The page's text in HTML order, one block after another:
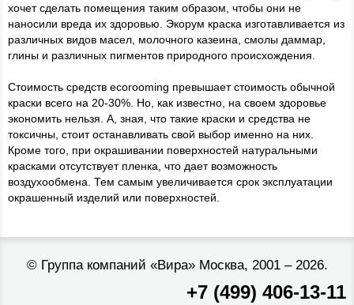
хочет сделать помещения таким образом, чтобы они не
наносили вреда их здоровью. Экорум краска изготавливается из
различных видов масел, молочного казеина, смолы даммар,
глины и различных пигментов природного происхождения.
Стоимость средств ecorooming превышает стоимость обычной
краски всего на 20-30%. Но, как известно, на своем здоровье
экономить нельзя. А, зная, что такие краски и средства не
токсичны, стоит останавливать свой выбор именно на них.
Кроме того, при окрашивании поверхностей натуральными
красками отсутствует пленка, что дает возможность
воздухообмена. Тем самым увеличивается срок эксплуатации
окрашенный изделий или поверхностей.
© Группа компаний «Вира»Москва, 2001 – 2026.
+7 (499) 406-13-11